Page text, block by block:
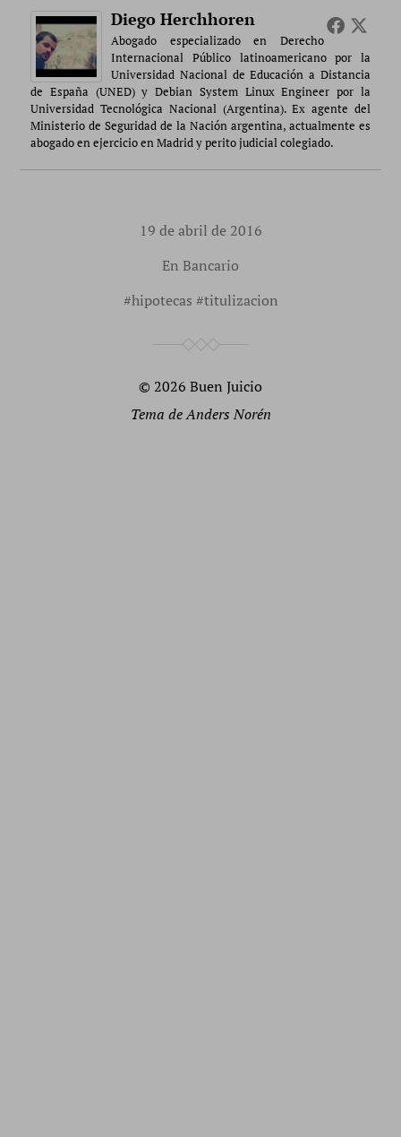
Diego Herchhoren
Abogado especializado en Derecho
Internacional Público latinoamericano por la
Universidad Nacional de Educación a Distancia
de España (UNED) y Debian System Linux Engineer por la
Universidad Tecnológica Nacional (Argentina). Ex agente del
Ministerio de Seguridad de la Nación argentina, actualmente es
abogado en ejercicio en Madrid y perito judicial colegiado.
19 de abril de 2016
En Bancario
#hipotecas #titulizacion
© 2026 Buen Juicio
Tema deAnders Norén